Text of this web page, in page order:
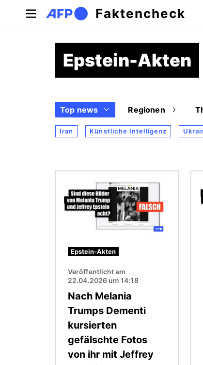
Faktencheck
Epstein-Akten
Top news Regionen
Iran Künstliche Intelligenz
Epstein-Akten
Veröffentlicht am
22.04.2026 um 14:18
Nach Melania
Trumps Dementi
kursierten
gefälschte Fotos
von ihr mit Jeffrey